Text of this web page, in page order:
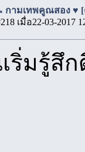
กามเทพคูณสอง ♥ [
เมื่อ22-03-2017
ริ่มรู้สึก